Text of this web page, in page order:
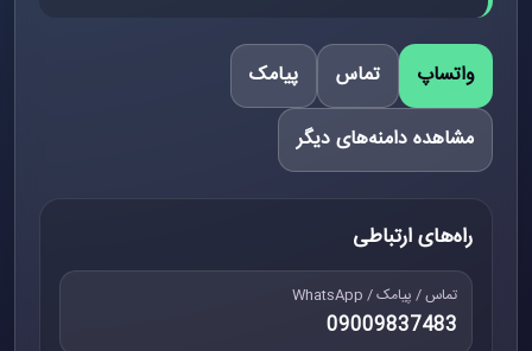
واتساپ تماس
پیامک
مشاهده دامنه‌های دیگر
راه‌های ارتباطی
تماس / پیامک / WhatsApp
09009837483